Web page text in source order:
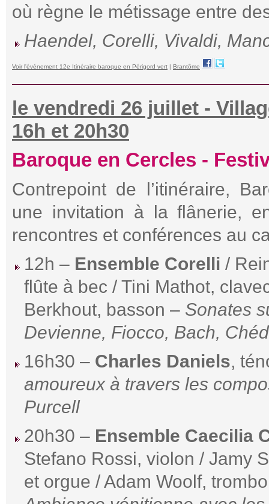
où règne le métissage entre
Haendel, Corelli, Vivaldi,
Voir l'événement 12e Itinéraire baroque en Périgord vert | Brantôme
le vendredi 26 juillet -
16h et 20h30
Baroque en Cercles -
Contrepoint de l’itinéraire,
une invitation à la flânerie,
rencontres et conférences au
12h – Ensemble Corelli /
flûte à bec / Tini Mathot,
Berkhout, basson – Sonates
Devienne, Fiocco, Bach,
16h30 – Charles Daniels,
amoureux à travers les
Purcell
20h30 – Ensemble Caecilia
Stefano Rossi, violon / Jamy
et orgue / Adam Woolf,